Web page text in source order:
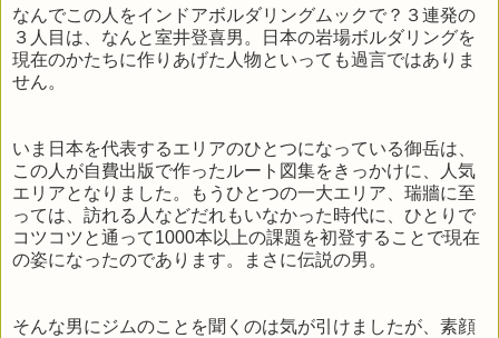
なんでこの人をインドアボルダリングムックで？３連発の
３人目は、なんと室井登喜男。日本の岩場ボルダリングを
現在のかたちに作りあげた人物といっても過言ではありま
せん。
いま日本を代表するエリアのひとつになっている御岳は、
この人が自費出版で作ったルート図集をきっかけに、人気
エリアとなりました。もうひとつの一大エリア、瑞牆に至
っては、訪れる人などだれもいなかった時代に、ひとりで
コツコツと通って1000本以上の課題を初登することで現在
の姿になったのであります。まさに伝説の男。
そんな男にジムのことを聞くのは気が引けましたが、素顔